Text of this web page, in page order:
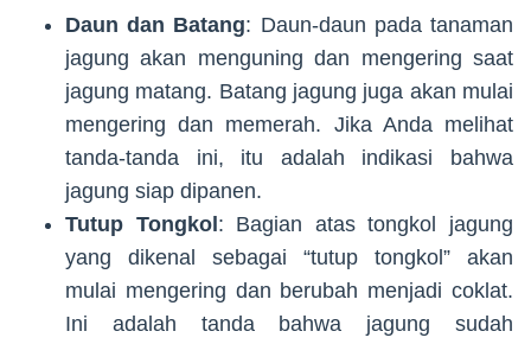
Daun dan Batang: Daun-daun pada tanaman
jagung akan menguning dan mengering saat
jagung matang. Batang jagung juga akan mulai
mengering dan memerah. Jika Anda melihat
tanda-tanda ini, itu adalah indikasi bahwa
jagung siap dipanen.
Tutup Tongkol : Bagian atas tongkol jagung
yang dikenal sebagai “tutup tongkol” akan
mulai mengering dan berubah menjadi coklat.
Ini adalah tanda bahwa jagung sudah